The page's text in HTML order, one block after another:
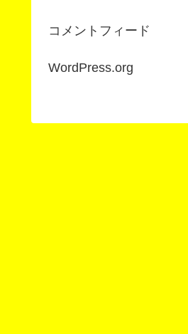
コメントフィード
WordPress.org